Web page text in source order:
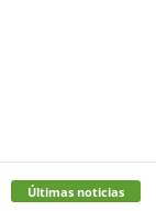
Últimas noticias